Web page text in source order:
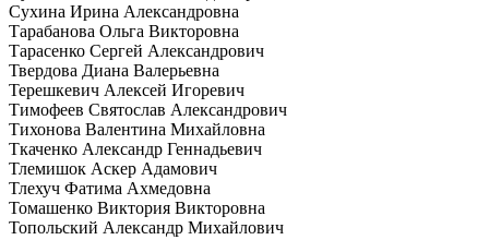
Сухина Ирина Александровна
Тарабанова Ольга Викторовна
Тарасенко Сергей Александрович
Твердова Диана Валерьевна
Терешкевич Алексей Игоревич
Тимофеев Святослав Александрович
Тихонова Валентина Михайловна
Ткаченко Александр Геннадьевич
Тлемишок Аскер Адамович
Тлехуч Фатима Ахмедовна
Томашенко Виктория Викторовна
Топольский Александр Михайлович